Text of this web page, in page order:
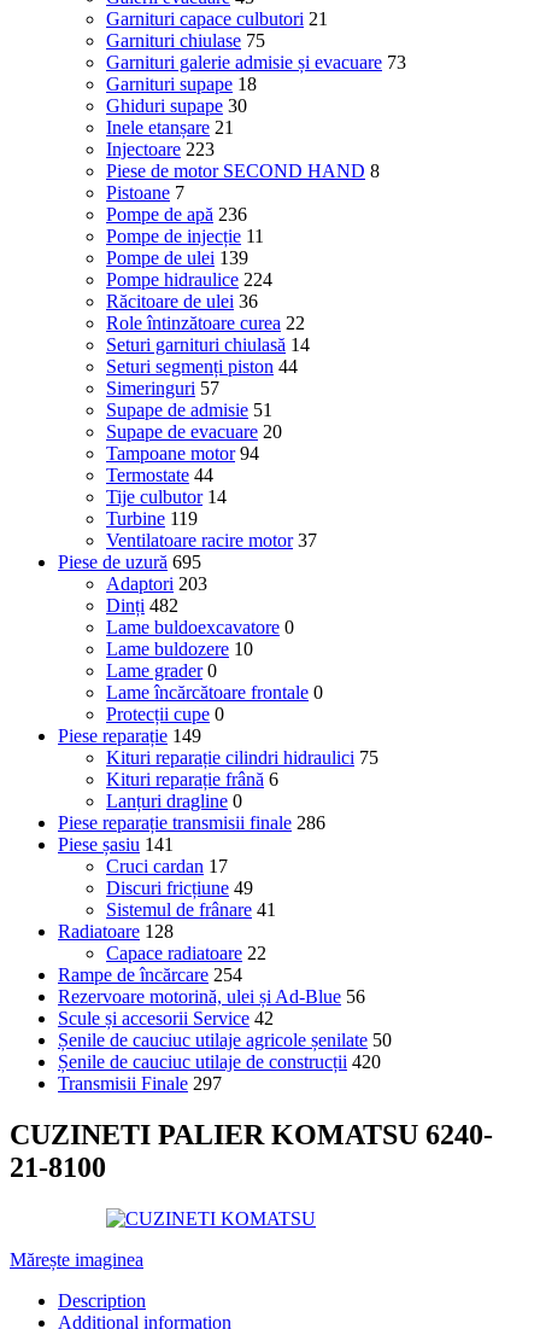
Garnituri capace culbutori 21
Garnituri chiulase 75
Garnituri galerie admisie și evacuare 73
Garnituri supape 18
Ghiduri supape 30
Inele etanșare 21
Injectoare 223
Piese de motor SECOND HAND 8
Pistoane 7
Pompe de apă 236
Pompe de injecție 11
Pompe de ulei 139
Pompe hidraulice 224
Răcitoare de ulei 36
Role întinzătoare curea 22
Seturi garnituri chiulasă 14
Seturi segmenți piston 44
Simeringuri 57
Supape de admisie 51
Supape de evacuare 20
Tampoane motor 94
Termostate 44
Tije culbutor 14
Turbine 119
Ventilatoare racire motor 37
Piese de uzură 695
Adaptori 203
Dinți 482
Lame buldoexcavatore 0
Lame buldozere 10
Lame grader 0
Lame încărcătoare frontale 0
Protecții cupe 0
Piese reparație 149
Kituri reparație cilindri hidraulici 75
Kituri reparație frână 6
Lanțuri dragline 0
Piese reparație transmisii finale 286
Piese șasiu 141
Cruci cardan 17
Discuri fricțiune 49
Sistemul de frânare 41
Radiatoare 128
Capace radiatoare 22
Rampe de încărcare 254
Rezervoare motorină, ulei și Ad-Blue 56
Scule și accesorii Service 42
Șenile de cauciuc utilaje agricole șenilate 50
Șenile de cauciuc utilaje de construcții 420
Transmisii Finale 297
CUZINETI PALIER KOMATSU 6240-
21-8100
Mărește imaginea
Description
Additional information